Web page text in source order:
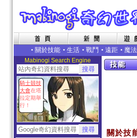
• 關於技能 • 生活 • 戰鬥 • 遠距 • 魔法
Mabinogi Search Engine
騎士競技
大會在塔
拉定期舉
行！
關於技